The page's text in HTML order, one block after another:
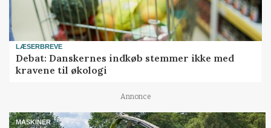
LÆSERBREVE
Debat: Danskernes indkøb stemmer ikke med
kravene til økologi
Annonce
MASKINER